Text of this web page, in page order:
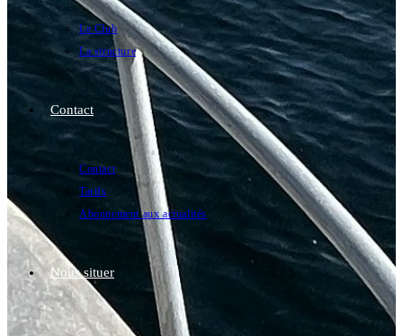
Le Club
La structure
Contact
Contact
Tarifs
Abonnement aux actualités
Nous situer